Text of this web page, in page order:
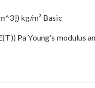
kg/m³ Basic
Pa Young's modulus